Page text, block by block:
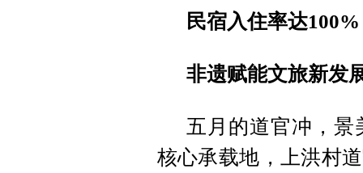
民宿入住率达100%
非遗赋能文旅新发
五月的道官冲，景
核心承载地，上洪村